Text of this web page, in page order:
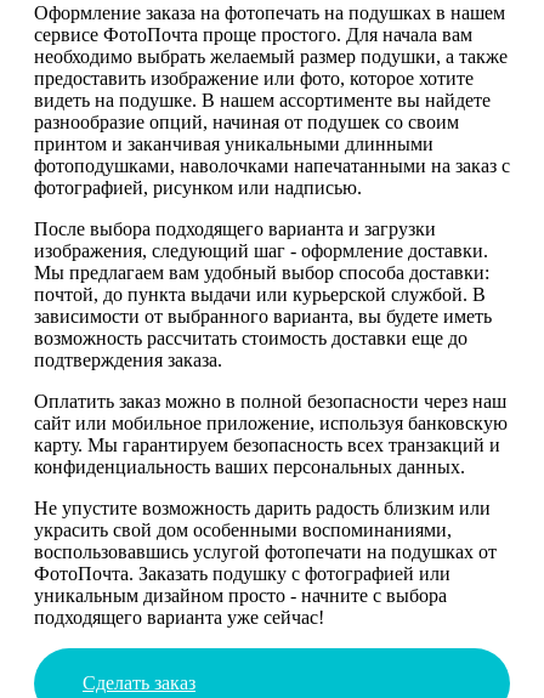
Оформление заказа на фотопечать на подушках в нашем
сервисе ФотоПочта проще простого. Для начала вам
необходимо выбрать желаемый размер подушки, а также
предоставить изображение или фото, которое хотите
видеть на подушке. В нашем ассортименте вы найдете
разнообразие опций, начиная от подушек со своим
принтом и заканчивая уникальными длинными
фотоподушками, наволочками напечатанными на заказ с
фотографией, рисунком или надписью.
После выбора подходящего варианта и загрузки
изображения, следующий шаг - оформление доставки.
Мы предлагаем вам удобный выбор способа доставки:
почтой, до пункта выдачи или курьерской службой. В
зависимости от выбранного варианта, вы будете иметь
возможность рассчитать стоимость доставки еще до
подтверждения заказа.
Оплатить заказ можно в полной безопасности через наш
сайт или мобильное приложение, используя банковскую
карту. Мы гарантируем безопасность всех транзакций и
конфиденциальность ваших персональных данных.
Не упустите возможность дарить радость близким или
украсить свой дом особенными воспоминаниями,
воспользовавшись услугой фотопечати на подушках от
ФотоПочта. Заказать подушку с фотографией или
уникальным дизайном просто - начните с выбора
подходящего варианта уже сейчас!
Сделать заказ